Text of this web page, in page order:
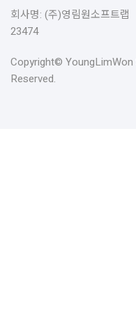
회사명: (주)영림원소프트
23474
Copyright©
Reserved.